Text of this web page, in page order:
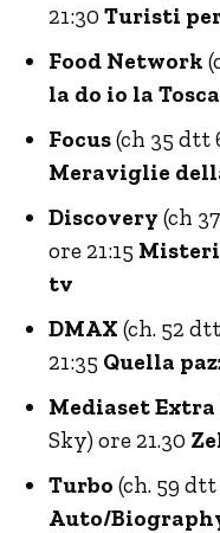
21:30 Turisti per
Food Network
la do io la
Focus(ch 35 dtt
Meraviglie
Discovery (ch
ore 21:15 Misteri
tv
DMAX (ch. 52
21:35 Quella
Mediaset Extra
Sky) ore 21.30
Turbo (ch. 59 dtt
Auto/